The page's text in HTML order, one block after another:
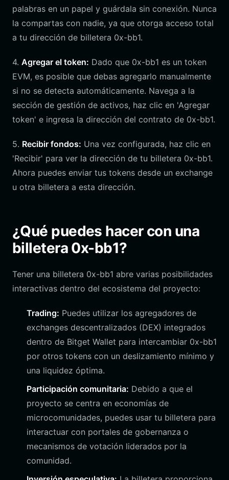
palabras en un papel y guárdala sin conexión. Nunca
la compartas con nadie, ya que otorga acceso total
a tu dirección de billetera 0x-bb1.
4. Agregar el token: Dado que 0x-bb1 es un token
EVM, es posible que debas agregarlo manualmente
si no se detecta automáticamente. Navega a la
sección de gestión de activos, haz clic en 'Agregar
token' e ingresa la dirección del contrato de 0x-bb1.
5. Recibir fondos: Una vez configurada, haz clic en
'Recibir' para ver la dirección de tu billetera 0x-bb1.
Ahora puedes enviar tus tokens desde un exchange
u otra billetera a esta dirección.
¿Qué puedes hacer con una
billetera 0x-bb1?
Tener una billetera 0x-bb1 abre varias posibilidades
interactivas dentro del ecosistema del proyecto:
Trading: Puedes utilizar los agregadores de
exchanges descentralizados (DEX) integrados
dentro de Bitget Wallet para intercambiar 0x-bb1
por otros tokens con un deslizamiento mínimo y
una liquidez óptima.
Participación comunitaria: Debido a que el
proyecto se centra en economías de
microcomunidades, puedes usar tu billetera para
interactuar con portales de gobernanza o
mecanismos de votación liderados por la
comunidad.